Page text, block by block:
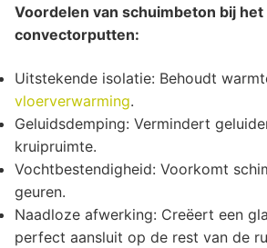
Voordelen van schuimbeton bij
convectorputten:
Uitstekende isolatie: Behoudt
vloerverwarming.
Geluidsdemping: Vermindert
kruipruimte.
Vochtbestendigheid: Voorkomt
geuren.
Naadloze afwerking: Creëert een
perfect aansluit op de rest van de